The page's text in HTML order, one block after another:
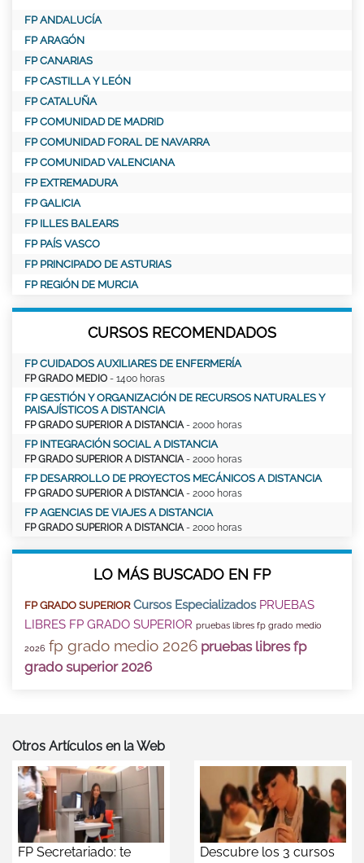
FP ANDALUCÍA
FP ARAGÓN
FP CANARIAS
FP CASTILLA Y LEÓN
FP CATALUÑA
FP COMUNIDAD DE MADRID
FP COMUNIDAD FORAL DE NAVARRA
FP COMUNIDAD VALENCIANA
FP EXTREMADURA
FP GALICIA
FP ILLES BALEARS
FP PAÍS VASCO
FP PRINCIPADO DE ASTURIAS
FP REGIÓN DE MURCIA
CURSOS RECOMENDADOS
FP CUIDADOS AUXILIARES DE ENFERMERÍA
FP GRADO MEDIO - 1400 horas
FP GESTIÓN Y ORGANIZACIÓN DE RECURSOS NATURALES Y
PAISAJÍSTICOS A DISTANCIA
FP GRADO SUPERIOR A DISTANCIA- 2000 horas
FP INTEGRACIÓN SOCIAL A DISTANCIA
FP GRADO SUPERIOR A DISTANCIA- 2000 horas
FP DESARROLLO DE PROYECTOS MECÁNICOS A DISTANCIA
FP GRADO SUPERIOR A DISTANCIA- 2000 horas
FP AGENCIAS DE VIAJES A DISTANCIA
FP GRADO SUPERIOR A DISTANCIA- 2000 horas
LO MÁS BUSCADO EN FP
FP GRADO SUPERIOR Cursos Especializados PRUEBAS
LIBRES FP GRADO SUPERIOR pruebas libres fp grado medio
2026 fp grado medio 2026 pruebas libres fp
grado superior 2026
Otros Artículos en la Web
FP Secretariado: te
Descubre los 3 cursos